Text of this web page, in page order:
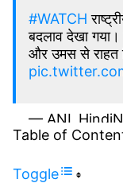
#WATCH
बदलाव देखा गया।
और उमस से राहत
—
September
Table of
Toggle